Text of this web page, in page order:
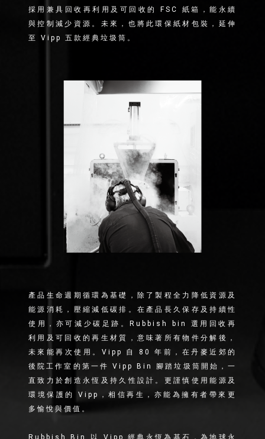
採用兼具回收再利用及可回收的 FSC 紙箱，能永續
與控制減少資源。未來，也將此環保紙材包裝，延伸
至 Vipp 五款經典垃圾筒。
產品生命週期循環為基礎，除了製程全力降低資源及
能源消耗，壓縮減低碳排。在產品長久保存及持續性
使用，亦可減少碳足跡。Rubbish bin 選用回收再
利用及可回收的再生材質，意味著所有物件分解後，
未來能再次使用。Vipp 自 80 年前，在丹麥近郊的
後院工作室的第一件 Vipp Bin 腳踏垃圾筒開始，一
直致力於創造永恆及持久性設計。更謹慎使用能源及
環境保護的 Vipp，相信再生，亦能為擁有者帶來更
多愉悅與價值。
Rubbish Bin 以 Vipp 經典永恆為基石，為地球永